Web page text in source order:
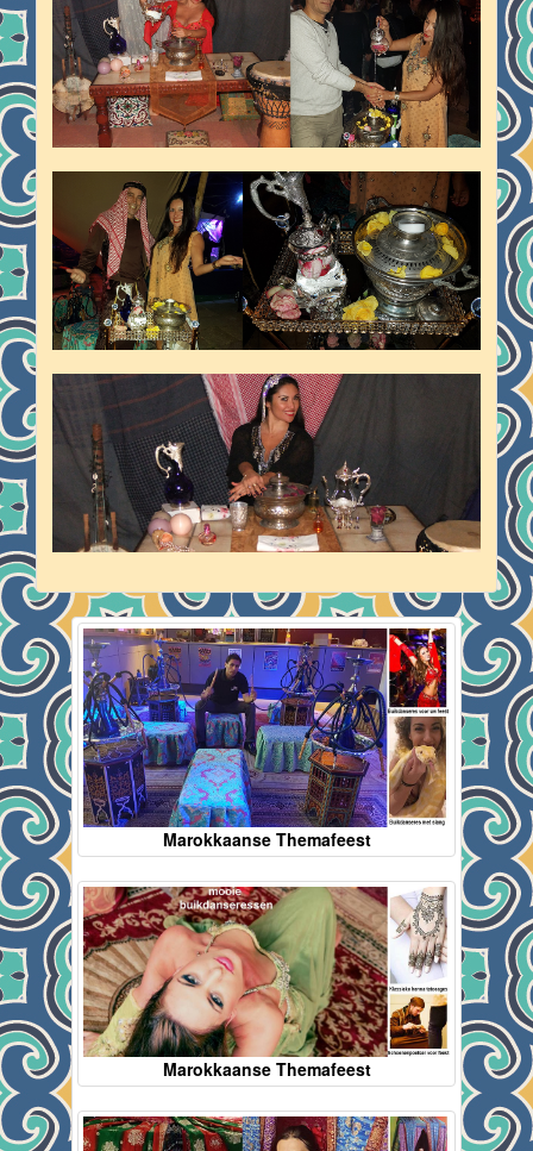
Marokkaanse Themafeest
Marokkaanse Themafeest